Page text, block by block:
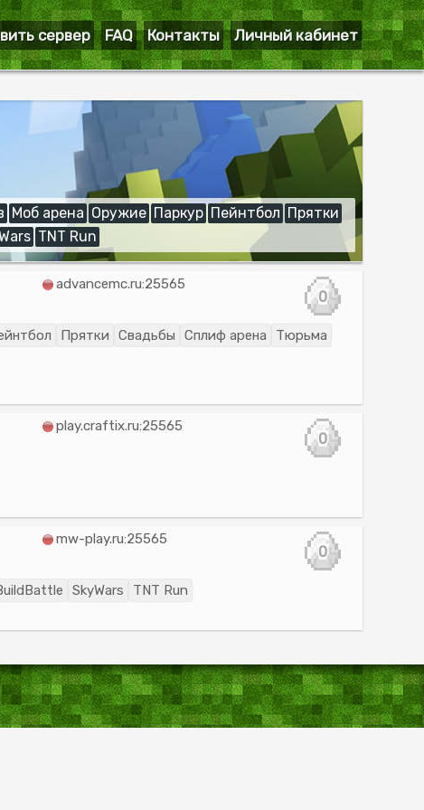
сервер FAQ Контакты Личный кабинет
Моб арена Оружие Паркур Пейнтбол Прятки
TNT Run
advancemc.ru:25565
0
Прятки Свадьбы Сплиф арена
Тюрьма
play.craftix.ru:25565
0
mw-play.ru:25565
0
SkyWars TNT Run